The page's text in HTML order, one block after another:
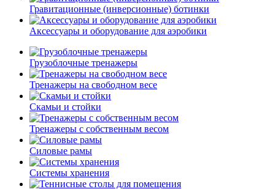
Гравитационные (инверсионные) ботинки
Аксессуары и оборудование для аэробики
Грузоблочные тренажеры
Тренажеры на свободном весе
Скамьи и стойки
Тренажеры с собственным весом
Силовые рамы
Системы хранения